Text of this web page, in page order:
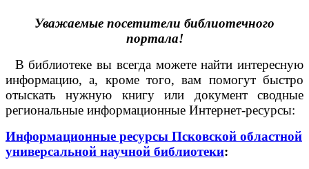
Уважаемые посетители библиотечного
портала!
В библиотеке вы всегда можете найти интересную
информацию, а, кроме того, вам помогут быстро
отыскать нужную книгу или документ сводные
региональные информационные Интернет-ресурсы:
Информационные ресурсы Псковской областной
универсальной научной библиотеки: